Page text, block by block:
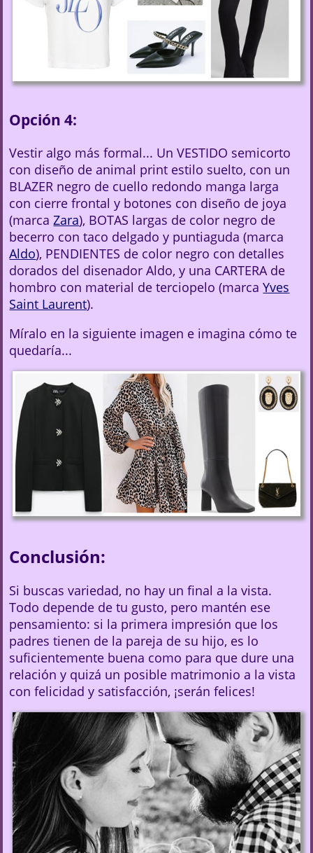
Opción 4:
Vestir algo más formal... Un VESTIDO semicorto
con diseño de animal print estilo suelto, con un
BLAZER negro de cuello redondo manga larga
con cierre frontal y botones con diseño de joya
(marcaZara), BOTAS largas de color negro de
becerro con taco delgado y puntiaguda (marca
Aldo), PENDIENTES de color negro con detalles
dorados del disenador Aldo, y una CARTERA de
hombro con material de terciopelo (marcaYves
Saint Laurent).
Míralo en la siguiente imagen e imagina cómo te
quedaría...
Conclusión:
Si buscas variedad, no hay un final a la vista.
Todo depende de tu gusto, pero mantén ese
pensamiento: si la primera impresión que los
padres tienen de la pareja de su hijo, es lo
suficientemente buena como para que dure una
relación y quizá un posible matrimonio a la vista
con felicidad y satisfacción, ¡serán felices!